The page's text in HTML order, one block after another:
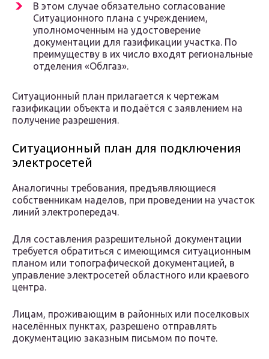
В этом случае обязательно согласование
Ситуационного плана с учреждением,
уполномоченным на удостоверение
документации для газификации участка. По
преимуществу в их число входят региональные
отделения «Облгаз».
Ситуационный план прилагается к чертежам
газификации объекта и подаётся с заявлением на
получение разрешения.
Ситуационный план для подключения
электросетей
Аналогичны требования, предъявляющиеся
собственникам наделов, при проведении на участок
линий электропередач.
Для составления разрешительной документации
требуется обратиться с имеющимся ситуационным
планом или топографической документацией, в
управление электросетей областного или краевого
центра.
Лицам, проживающим в районных или поселковых
населённых пунктах, разрешено отправлять
документацию заказным письмом по почте.